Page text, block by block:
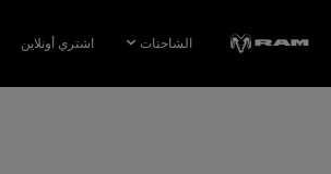
Main
الشاحنات اشتري أونلاين